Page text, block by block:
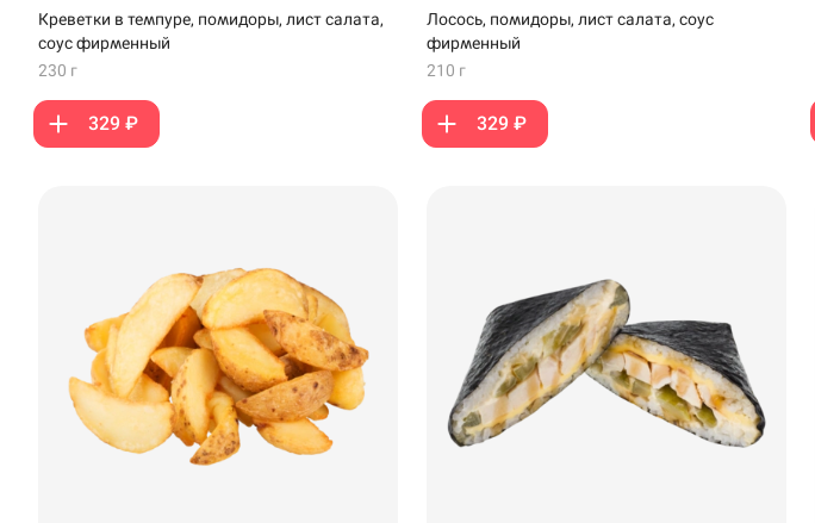
Креветки в темпуре, помидоры, лист салата,
соус фирменный
230 г
329 ₽
Лосось, помидоры, лист салата, соус
фирменный
210 г
329 ₽
Уренгой